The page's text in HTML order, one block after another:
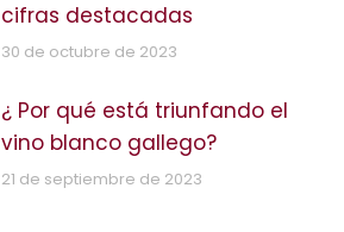
cifras destacadas
30 de octubre de 2023
¿ Por qué está triunfando el
vino blanco gallego?
21 de septiembre de 2023